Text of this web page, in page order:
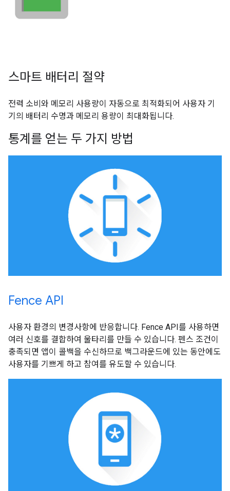
스마트 배터리 절약
전력 소비와 메모리 사용량이 자동으로 최적화되어 사용자 기
기의 배터리 수명과 메모리 용량이 최대화됩니다.
통계를 얻는 두 가지 방법
Fence API
사용자 환경의 변경사항에 반응합니다. Fence API를 사용하면
여러 신호를 결합하여 울타리를 만들 수 있습니다. 펜스 조건이
충족되면 앱이 콜백을 수신하므로 백그라운드에 있는 동안에도
사용자를 기쁘게 하고 참여를 유도할 수 있습니다.